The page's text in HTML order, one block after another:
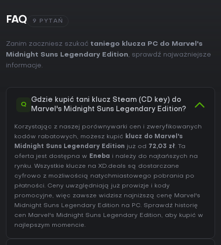
FAQ 9 PYTAŃ
Zanim zaczniesz szukać taniego klucza PC do Marvel's
Midnight Suns Legendary Edition, sprawdź najważniejsze
informacje.
Q
Gdzie kupić tani klucz Steam (CD key) do
Marvel's Midnight Suns Legendary Edition?
Korzystając z naszej porównywarki cen i zweryfikowanych
kodów rabatowych, możesz kupić klucz do Marvel's
Midnight Suns Legendary Edition już od 72,03 zł. Ta
oferta jest dostępna w Eneba i należy do najtańszych na
rynku. Wszystkie klucze na XD.deals są dostarczane
cyfrowo z możliwością natychmiastowego pobrania po
płatności. Ceny uwzględniają już prowizje i kody
promocyjne, więc zawsze widzisz najniższą cenę Marvel's
Midnight Suns Legendary Edition na PC. Sprawdź historię
cen Marvel's Midnight Suns Legendary Edition, aby kupić w
najlepszym momencie.